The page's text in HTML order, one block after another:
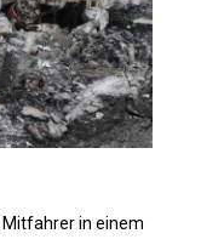
in einem